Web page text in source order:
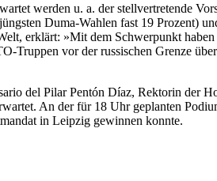
werden u. a. der stellvertretende
Duma-Wahlen fast 19 Prozent)
erklärt: »Mit dem Schwerpunkt
Truppen vor der russischen Grenze
del Pilar Pentón Díaz, Rektorin der
An der für 18 Uhr geplanten
in Leipzig gewinnen konnte.